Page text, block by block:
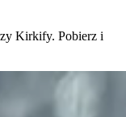
Kirkify. Pobierz i